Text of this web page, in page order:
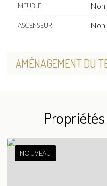
MEUBLÉ Non
ASCENSEUR Non
AMÉNAGEMENT DU
NOUVEAU